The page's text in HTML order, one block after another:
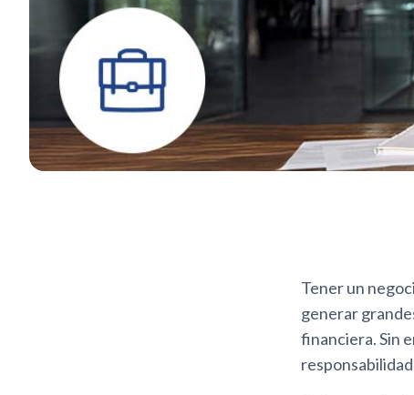
Tener un
generar
financiera. Sin